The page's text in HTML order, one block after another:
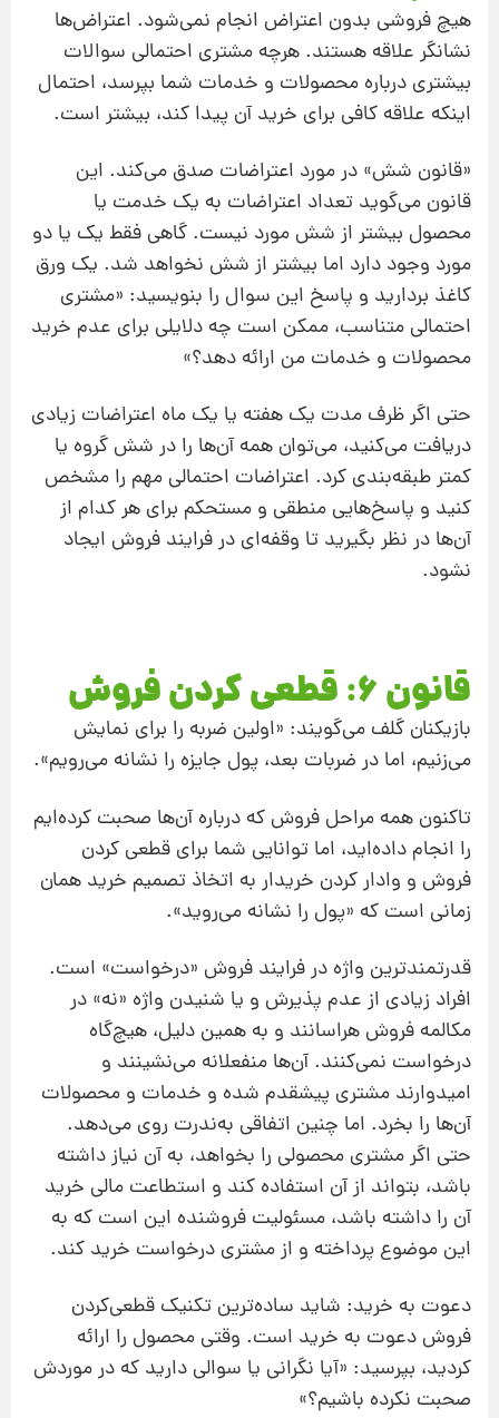
هیچ فروشی بدون اعتراض انجام نمی‌شود. اعتراض‌ها
نشانگر علاقه هستند. هر‌چه مشتری احتمالی سوالات
بیشتری درباره محصولات و خدمات شما بپرسد، احتمال
اینکه علاقه کافی برای خرید آن‌ پیدا کند، بیشتر است.
«قانون شش» در مورد اعتراضات صدق می‌کند. این
قانون می‌گوید تعداد اعتراضات به یک خدمت یا
محصول بیشتر از شش مورد نیست. گاهی فقط یک یا دو
مورد وجود دارد اما بیشتر از شش نخواهد شد. یک ورق
کاغذ بردارید و پاسخ این سوال را بنویسید: «مشتری
احتمالی متناسب، ممکن است چه دلایلی برای عدم خرید
محصولات و خدمات من ارائه دهد؟»
حتی اگر ظرف مدت یک هفته یا یک ماه اعتراضات زیادی
دریافت می‌کنید، می‌توان همه آن‌ها را در شش گروه یا
کمتر طبقه‌بندی کرد. اعتراضات احتمالی مهم را مشخص
کنید و پاسخ‌هایی منطقی و مستحکم برای هر کدام از
آن‌ها در نظر بگیرید تا وقفه‌ای در فرایند فروش ایجاد
نشود.
قانون 6: قطعی‌ کردن فروش
بازیکنان گلف می‌‌گویند: «اولین ضربه را برای نمایش
می‌زنیم، اما در ضربات بعد، پول جایزه را نشانه می‌رویم».
تاکنون همه مراحل فروش که درباره آن‌ها صحبت کرده‌ایم
را انجام داده‌ا‌ید، اما توانایی شما برای قطعی کردن
فروش و وادار کردن خریدار به اتخاذ تصمیم خرید همان
زمانی است که «پول را نشانه می‌روید».
قدرتمندترین واژه در فرایند فروش «درخواست» است.
افراد زیادی از عدم پذیرش و یا شنیدن واژه «نه» در
مکالمه فروش هراسانند و به همین دلیل، هیچ‌گاه
درخواست نمی‌کنند. آن‌ها منفعلانه می‌نشینند و
امیدوارند مشتری پیشقدم شده و خدمات و محصولات
آن‌ها را بخرد. اما چنین اتفاقی به‌ندرت روی می‌دهد.
حتی اگر مشتری محصولی را بخواهد، به آن نیاز داشته
باشد، بتواند از آن استفاده کند و استطاعت مالی خرید
آن را داشته باشد، مسئولیت فروشنده این است که به
این موضوع پرداخته و از مشتری درخواست خرید کند.
دعوت به خرید: شاید ساده‌ترین تکنیک قطعی‌کردن
فروش دعوت به خرید است. وقتی محصول را ارائه
کردید، بپرسید: «آیا نگرانی یا سوالی دارید که در موردش
صحبت نکرده باشیم؟»